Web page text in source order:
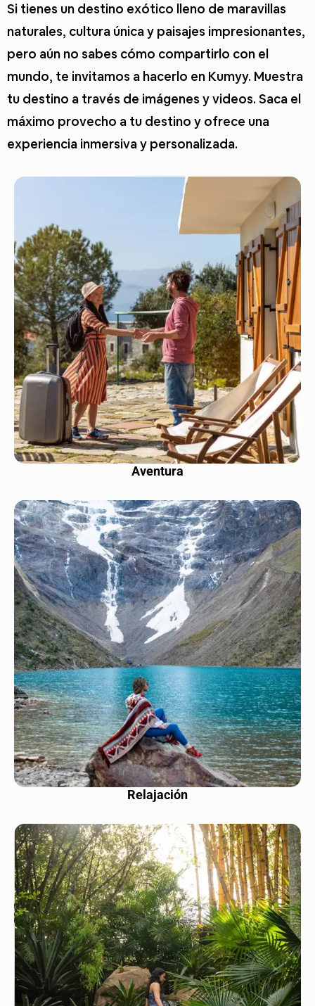
Si tienes un destino exótico lleno de maravillas
naturales, cultura única y paisajes impresionantes,
pero aún no sabes cómo compartirlo con el
mundo, te invitamos a hacerlo en Kumyy. Muestra
tu destino a través de imágenes y videos. Saca el
máximo provecho a tu destino y ofrece una
experiencia inmersiva y personalizada.
Aventura
Relajación